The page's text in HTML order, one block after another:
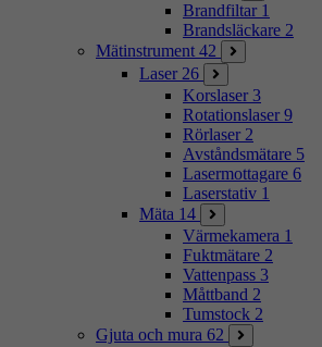
Brandfiltar 1
Brandsläckare 2
Mätinstrument 42
Laser 26
Korslaser 3
Rotationslaser 9
Rörlaser 2
Avståndsmätare 5
Lasermottagare 6
Laserstativ 1
Mäta 14
Värmekamera 1
Fuktmätare 2
Vattenpass 3
Måttband 2
Tumstock 2
Gjuta och mura 62